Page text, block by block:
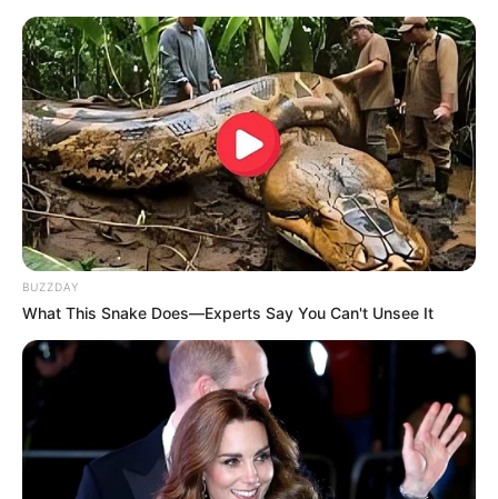
BUZZDAY
What This Snake Does—Experts Say You Can't Unsee It